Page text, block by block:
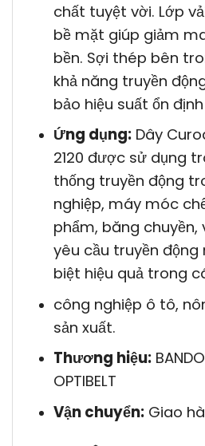
chất tuyệt vời. Lớp
bề mặt giúp giảm
bền. Sợi thép bên
khả năng truyền
bảo hiệu suất ổn
Ứng dụng:Dây
2120 được sử dụng
thống truyền động
nghiệp, máy móc
phẩm, băng
yêu cầu truyền động
biệt hiệu quả trong
công nghiệp ô tô,
sản xuất.
Thương hiệu:
OPTIBELT
Vận chuyển:Giao